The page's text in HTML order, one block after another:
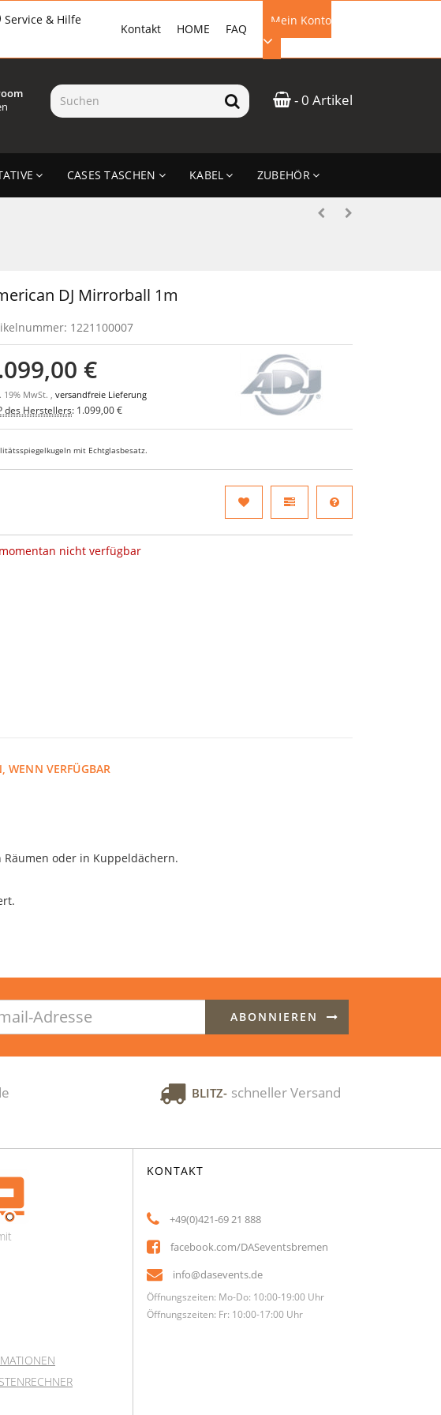
Mein Konto
EMAIL-ADRESSE
ANMELDEN
FAQ
HOME
Kontakt
Service & Hilfe
- 0 Artikel
CASES TASCHEN KABEL ZUBEHÖR
DJ Mirrorball 1m
1221100007
€
19% MwSt. ,versandfreie Lieferung
des Herstellers: 1.099,00 €
mit Echtglasbesatz.
momentan nicht verfügbar
WENN VERFÜGBAR
oder in Kuppeldächern.
ABONNIEREN
BLITZ- schneller Versand
KONTAKT
+49(0)421-69 21 888
facebook.com/DASeventsbremen
info@dasevents.de
Öffnungszeiten: Mo-Do: 10:00-19:00 Uhr
Öffnungszeiten: Fr: 10:00-17:00 Uhr